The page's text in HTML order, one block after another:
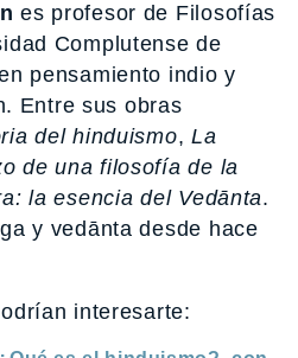
es profesor de Filosofías
Complutense de
pensamiento indio y
Entre sus obras
del hinduismo,La
de una filosofía de la
la esencia del Vedānta.
y vedānta desde hace
interesarte: